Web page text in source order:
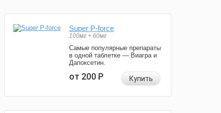
Super P-force
100мг + 60мг
Самые популярные препараты
в одной таблетке — Виагра и
Дапоксетин.
от 200Р Купить